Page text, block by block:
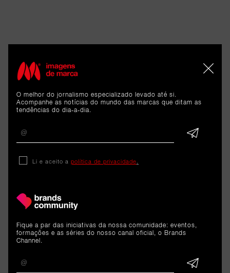
ARTIGOS
Reportagem
imaginar mais
23 de junho de 2026
O melhor do jornalismo especializado levado até si.
Acompanhe as notícias do mundo das marcas que ditam as
tendências do dia-a-dia.
Li e aceito a política de privacidade.
Fique a par das iniciativas da nossa comunidade: eventos,
formações e as séries do nosso canal oficial, o Brands
Channel.